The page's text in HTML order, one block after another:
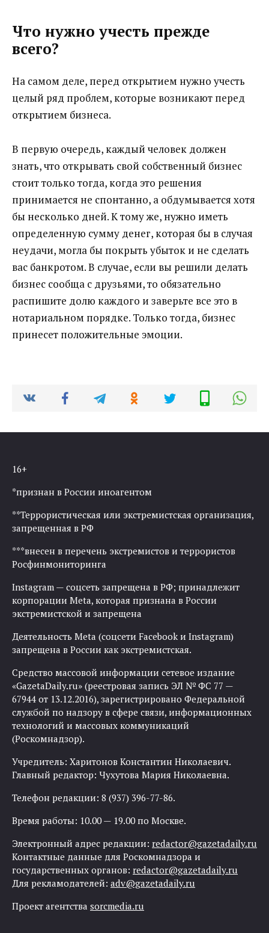
Что нужно учесть прежде
всего?
На самом деле, перед открытием нужно учесть
целый ряд проблем, которые возникают перед
открытием бизнеса.
В первую очередь, каждый человек должен
знать, что открывать свой собственный бизнес
стоит только тогда, когда это решения
принимается не спонтанно, а обдумывается хотя
бы несколько дней. К тому же, нужно иметь
определенную сумму денег, которая бы в случая
неудачи, могла бы покрыть убыток и не сделать
вас банкротом. В случае, если вы решили делать
бизнес сообща с друзьями, то обязательно
распишите долю каждого и заверьте все это в
нотариальном порядке. Только тогда, бизнес
принесет положительные эмоции.
16+
*признан в России иноагентом
**Террористическая или экстремистская организация,
запрещенная в РФ
***внесен в перечень экстремистов и террористов
Росфинмониторинга
Instagram — соцсеть запрещена в РФ; принадлежит
корпорации Meta, которая признана в России
экстремистской и запрещена
Деятельность Meta (соцсети Facebook и Instagram)
запрещена в России как экстремистская.
Средство массовой информации сетевое издание
«GazetaDaily.ru» (реестровая запись ЭЛ № ФС 77 —
67944 от 13.12.2016), зарегистрировано Федеральной
службой по надзору в сфере связи, информационных
технологий и массовых коммуникаций
(Роскомнадзор).
Учредитель: Харитонов Константин Николаевич.
Главный редактор: Чухутова Мария Николаевна.
Телефон редакции: 8 (937) 396-77-86.
Время работы: 10.00 — 19.00 по Москве.
Электронный адрес редакции: redactor@gazetadaily.ru
Контактные данные для Роскомнадзора и
государственных органов: redactor@gazetadaily.ru
Для рекламодателей: adv@gazetadaily.ru
Проект агентства sorcmedia.ru